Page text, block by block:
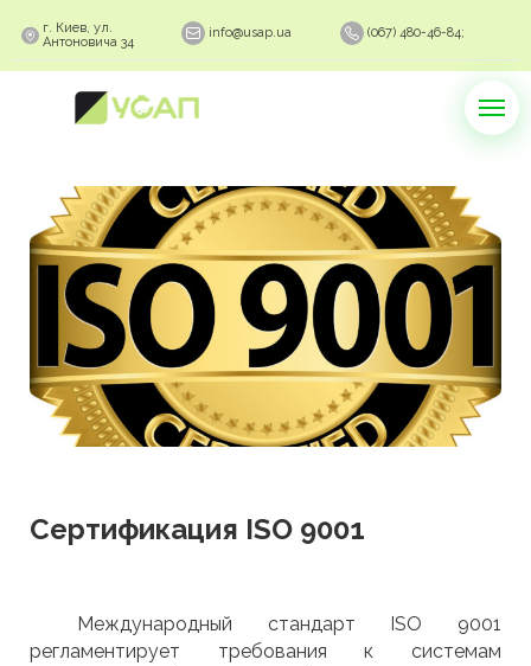
г. Киев, ул.
Антоновича 34
info@usap.ua (067) 480-46-84;
Сертификация ISO 9001
Международный стандарт ISO 9001
регламентирует требования к системам